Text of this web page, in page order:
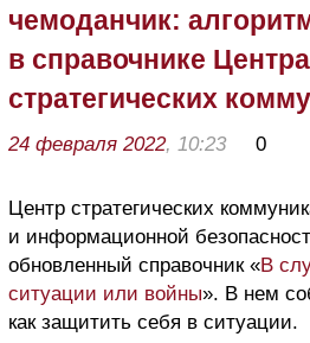
чемоданчик:
в справочнике Центра
стратегических
24 февраля 2022, 10:23 0
Центр стратегических
и информационной
обновленный справочник «В
ситуации или войны». В нем
как защитить себя в ситуации.